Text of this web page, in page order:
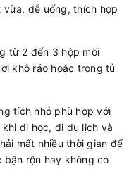
vừa, dễ uống, thích hợp
từ 2 đến 3 hộp mõi
khô ráo hoặc trong tủ
tích nhỏ phù hợp với
đi học, đi du lịch và
mất nhiều thời gian để
rộn hay không có